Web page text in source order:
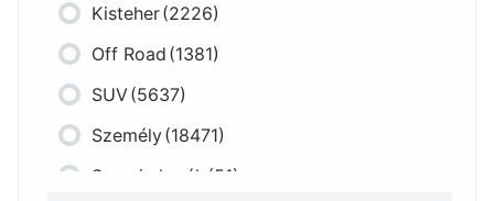
Kisteher(2226)
Off Road (1381)
SUV(5637)
Személy(18471)
Szerviz kerék (51)